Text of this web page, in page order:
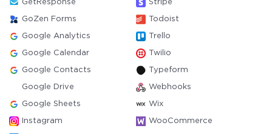
GetResponse Stripe
GoZen Forms Todoist
Google Analytics Trello
Google Calendar Twilio
Google Contacts Typeform
Google Drive Webhooks
Google Sheets Wix
Instagram WooCommerce